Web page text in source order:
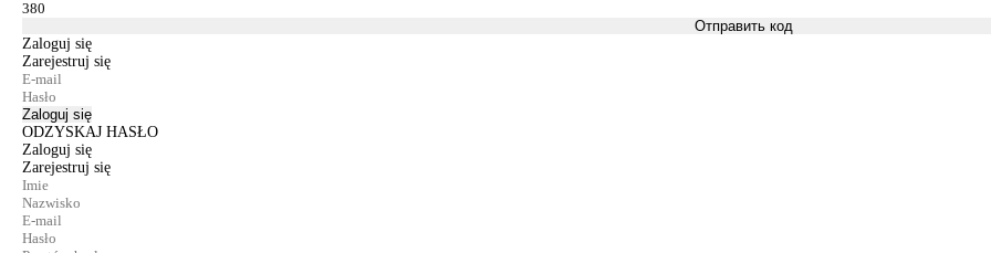
Отправить код
Zaloguj się
Zarejestruj się
Zaloguj się
ODZYSKAJ HASŁO
Zaloguj się
Zarejestruj się